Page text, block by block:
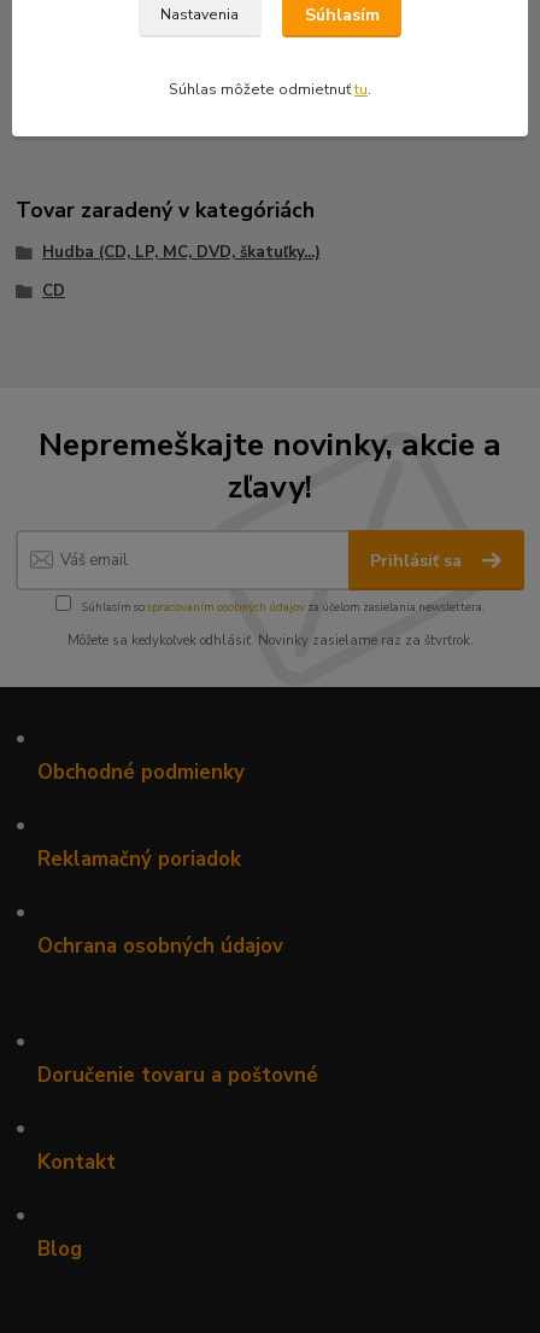
4 My Mystic Mind 6:14
5 Brotherhood Of The Morning Star 5:42
7 Virgin Snow (Live) 6:57
Tovar zaradený v kategóriách
Hudba (CD, LP, MC, DVD, škatuľky...)
CD
Nepremeškajte novinky, akcie a
zľavy!
Prihlásiť sa
Súhlasím sospracovaním osobných údajov za účelom zasielania newslettera.
Môžete sa kedykoľvek odhlásiť. Novinky zasielame raz za štvrťrok.
•
Obchodné podmienky
•
Reklamačný poriadok
•
Ochrana osobných údajov
•
Doručenie tovaru a poštovné
•
Kontakt
•
Blog
Nastavenia Súhlasím
Súhlas môžete odmietnuťtu.